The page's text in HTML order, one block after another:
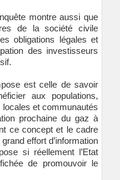
montre aussi que
de la société civile
obligations légales et
des investisseurs
est celle de savoir
aux populations,
et communautés
prochaine du gaz à
ce concept et le cadre
effort d’information
si réellement l’Etat
de promouvoir le